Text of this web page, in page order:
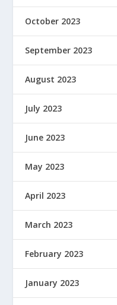
October 2023
September 2023
August 2023
July 2023
June 2023
May 2023
April 2023
March 2023
February 2023
January 2023